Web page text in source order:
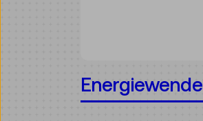
Energiewende